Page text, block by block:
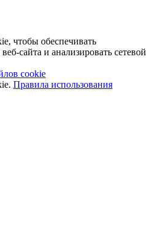
чтобы обеспечивать
сайта и анализировать сетевой
cookie
Правила использования